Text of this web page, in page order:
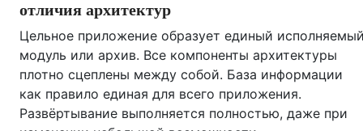
отличия архитектур
Цельное приложение образует единый
модуль или архив. Все компоненты архитектуры
плотно сцеплены между собой. База информации
как правило единая для всего приложения.
Развёртывание выполняется полностью, даже при